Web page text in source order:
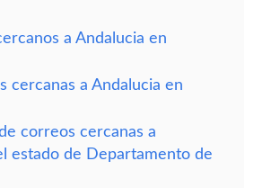
a Andalucia en
cercanas a Andalucia en
correos cercanas a
estado de Departamento de